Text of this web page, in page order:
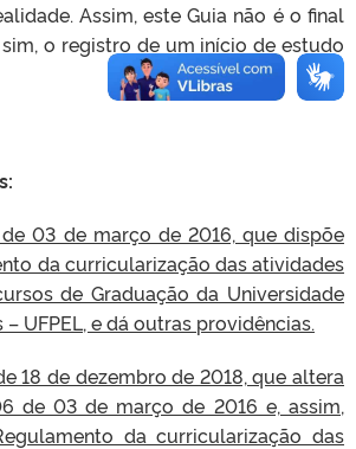
Assim, este Guia não é o final
o registro de um início de estudo
03 de março de 2016, que dispõe
da curricularização das atividades
de Graduação da Universidade
UFPEL, e dá outras providências.
18 de dezembro de 2018, que altera
de 03 de março de 2016 e, assim,
da curricularização das